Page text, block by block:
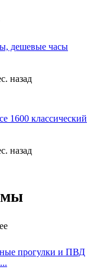
дешевые часы
назад
1600 классический
назад
прогулки и ПВД